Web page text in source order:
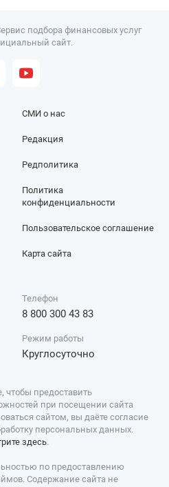
подбора финансовых услуг
сайт.
СМИ о нас
Редакция
Редполитика
Политика
конфиденциальности
Пользовательское соглашение
Карта сайта
Телефон
8 800 300 43 83
Режим работы
Круглосуточно
предоставить
при посещении сайта
сайтом, вы даёте согласие
персональных данных.
здесь.
по предоставлению
Содержание сайта не